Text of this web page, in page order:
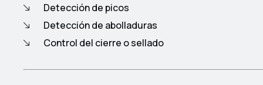
Detección de picos
Detección de abolladuras
Control del cierre o sellado